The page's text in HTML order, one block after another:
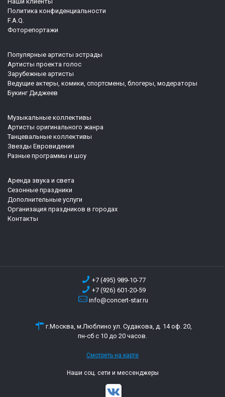
Политика конфиденциальности
F.A.Q.
Фоторепортажи
Популярные артисты эстрады
Артисты проекта голос
Зарубежные артисты
Ведущие актеры, комики, спортсмены, блогеры, модераторы
Букинг Диджеев
Музыкальные коллективы
Артисты оригинального жанра
Танцевальные коллективы
Звезды Евровидения
Разные программы и шоу
Аренда звука и света
Сезонные праздники
Дополнительные услуги
Организация праздников в городах
Контакты
+7 (495) 989-10-77
+7 (926) 601-20-59
info@concert-star.ru
г.Москва, м.Люблино ул. Судакова, д. 14 оф. 20,
пн-сб с 10 до 20 часов.
Смотреть на карте
Наши соц. сети и мессенджеры